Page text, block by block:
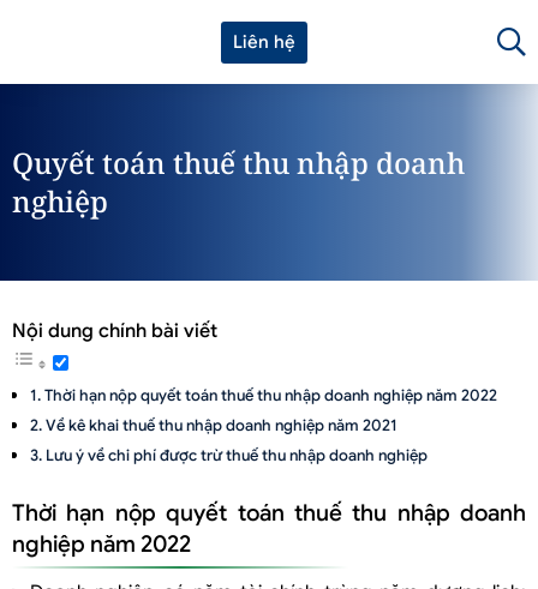
Liên hệ
Quyết toán thuế thu nhập doanh
nghiệp
Nội dung chính bài viết
Thời hạn nộp quyết toán thuế thu nhập doanh nghiệp năm 2022
Về kê khai thuế thu nhập doanh nghiệp năm 2021
Lưu ý về chi phí được trừ thuế thu nhập doanh nghiệp
Thời hạn nộp quyết toán thuế thu nhập doanh
nghiệp năm 2022